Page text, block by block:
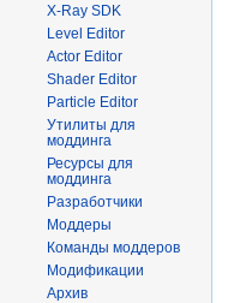
X-Ray SDK
Level Editor
Actor Editor
Shader Editor
Particle Editor
Утилиты для
моддинга
Ресурсы для
моддинга
Разработчики
Моддеры
Команды моддеров
Модификации
Архив